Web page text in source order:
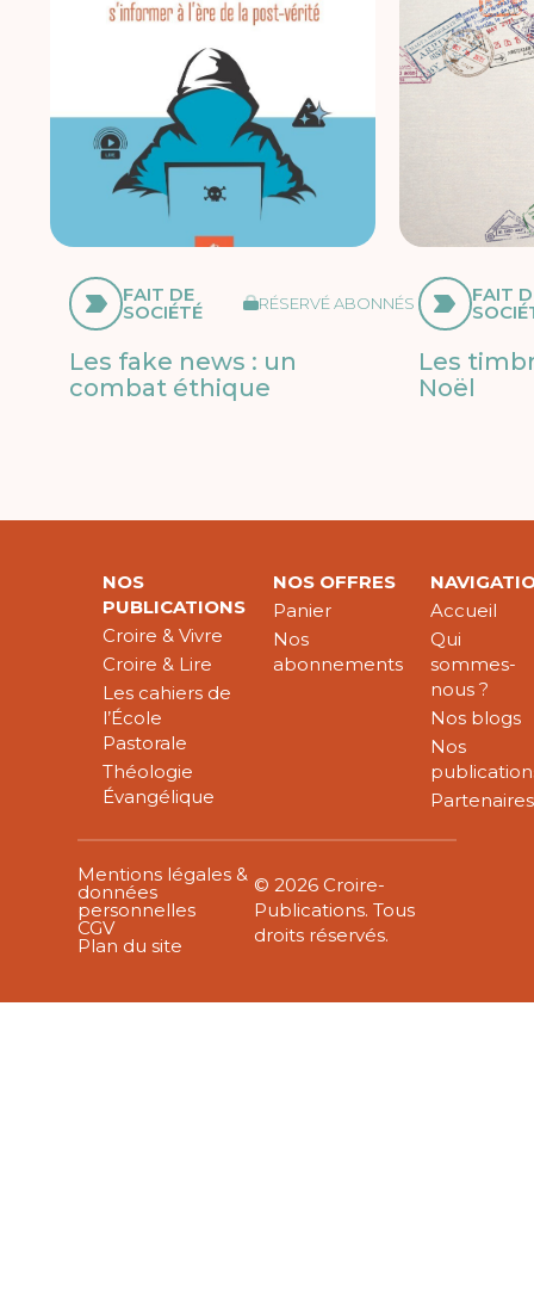
FAIT DE
SOCIÉTÉ RÉSERVÉ ABONNÉS
Les fake news : un
combat éthique
FAIT
Les
Noël
NOS
PUBLICATIONS
Croire & Vivre
Croire & Lire
Les cahiers de
l’École
Pastorale
Théologie
Évangélique
NOS OFFRES
Panier
Nos
abonnements
Accueil
Qui
sommes-
nous ?
Nos blogs
Nos
Partenaires
Mentions légales &
données
personnelles
CGV
Plan du site
© 2026 Croire-
Publications. Tous
droits réservés.